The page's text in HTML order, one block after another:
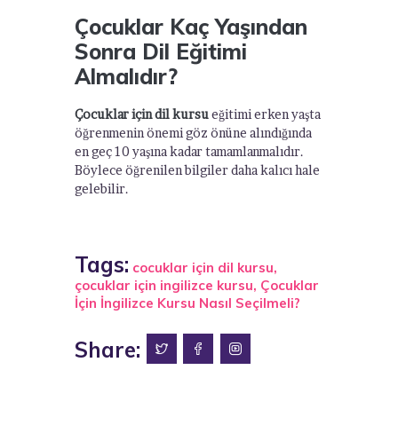
Çocuklar Kaç Yaşından
Sonra Dil Eğitimi
Almalıdır?
Çocuklar için dil kursueğitimi erken yaşta
öğrenmenin önemi göz önüne alındığında
en geç 10 yaşına kadar tamamlanmalıdır.
Böylece öğrenilen bilgiler daha kalıcı hale
gelebilir.
Tags: cocuklar için dil kursu,
çocuklar için ingilizce kursu, Çocuklar
İçin İngilizce Kursu Nasıl Seçilmeli?
Share: